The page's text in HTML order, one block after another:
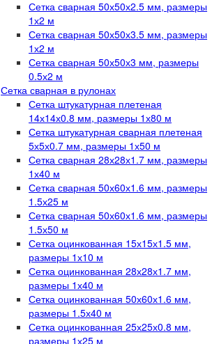
Сетка сварная 50х50х2.5 мм, размеры
1х2 м
Сетка сварная 50х50х3.5 мм, размеры
1х2 м
Сетка сварная 50х50х3 мм, размеры
0.5х2 м
Сетка сварная в рулонах
Сетка штукатурная плетеная
14х14х0.8 мм, размеры 1х80 м
Сетка штукатурная сварная плетеная
5х5х0.7 мм, размеры 1х50 м
Сетка сварная 28х28х1.7 мм, размеры
1х40 м
Сетка сварная 50х60х1.6 мм, размеры
1.5х25 м
Сетка сварная 50х60х1.6 мм, размеры
1.5х50 м
Сетка оцинкованная 15х15х1.5 мм,
размеры 1х10 м
Сетка оцинкованная 28х28х1.7 мм,
размеры 1х40 м
Сетка оцинкованная 50х60х1.6 мм,
размеры 1.5х40 м
Сетка оцинкованная 25х25х0.8 мм,
размеры 1х25 м